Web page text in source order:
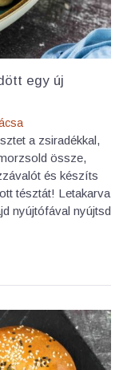
egy új
a zsiradékkal,
össze,
és készíts
tésztát! Letakarva
nyújtófával nyújtsd